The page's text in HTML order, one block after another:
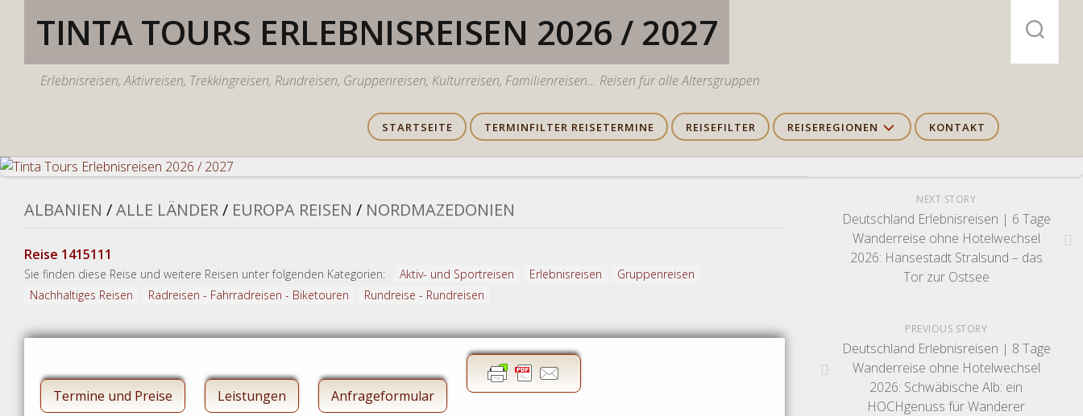
TINTA TOURS ERLEBNISREISEN 2026 / 2027
Erlebnisreisen, Aktivreisen, Trekkingreisen, Rundreisen, Gruppenreisen, Kulturreisen, Familienreisen… Reisen für alle Altersgruppen
STARTSEITE TERMINFILTER REISETERMINE REISEFILTER REISEREGIONEN
Europa
Antarktis
Reisen
KONTAKT
ALBANIEN /ALLE LÄNDER/ EUROPA REISEN / NORDMAZEDONIEN
Reise 1415111
Sie finden diese Reise und weitere Reisen unter folgenden Kategorien: Aktiv- und Sportreisen Erlebnisreisen
Gruppenreisen
Nachhaltiges Reisen
Radreisen - Fahrradreisen - Biketouren Rundreise - Rundreisen
Termine und Preise Leistungen Anfrageformular
NEXT STORY
Deutschland Erlebnisreisen | 6 Tage
Wanderreise ohne Hotelwechsel
2026: Hansestadt Stralsund – das
Tor zur Ostsee
PREVIOUS STORY
Deutschland Erlebnisreisen | 8 Tage
Wanderreise ohne Hotelwechsel
2026: Schwäbische Alb: ein
HOCHgenuss für Wanderer